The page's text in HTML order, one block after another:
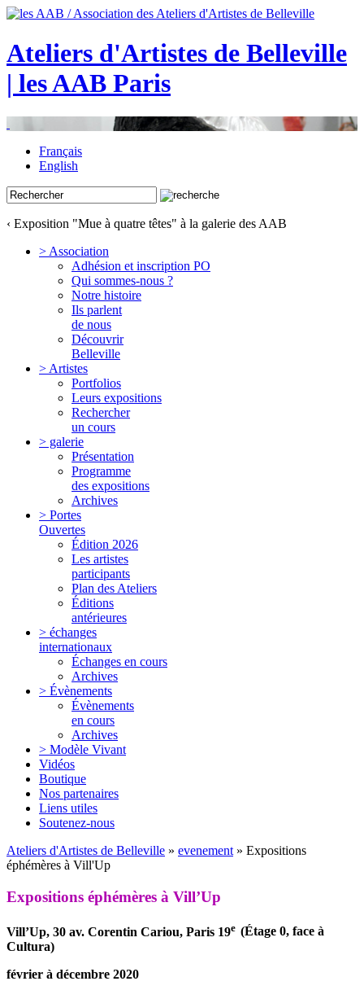
Ateliers d'Artistes de Belleville
| les AAB Paris
Français
English
‹ Exposition "Mue à quatre têtes" à la galerie des AAB
> Association
Adhésion et inscription PO
Qui sommes-nous ?
Notre histoire
Ils parlent
de nous
Découvrir
Belleville
> Artistes
Portfolios
Leurs expositions
Rechercher
un cours
> galerie
Présentation
Programme
des expositions
Archives
> Portes
Ouvertes
Édition 2026
Les artistes
participants
Plan des Ateliers
Éditions
antérieures
> échanges
internationaux
Échanges en cours
Archives
> Évènements
Évènements
en cours
Archives
> Modèle Vivant
Vidéos
Boutique
Nos partenaires
Liens utiles
Soutenez-nous
Ateliers d'Artistes de Belleville » evenement » Expositions
éphémères à Vill'Up
Expositions éphémères à Vill’Up
Vill’Up, 30 av. Corentin Cariou, Paris 19e (Étage 0, face à
Cultura)
février à décembre 2020